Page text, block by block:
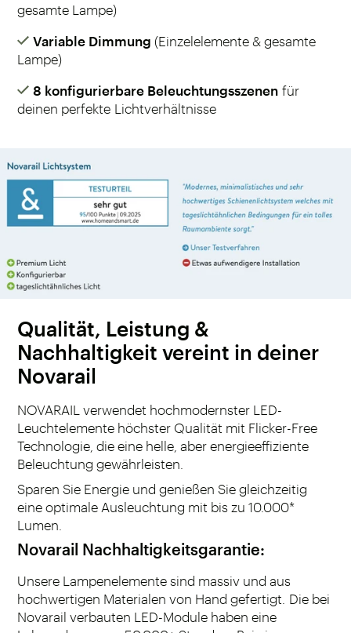
gesamte Lampe)
Variable Dimmung (Einzelelemente & gesamte
Lampe)
8 konfigurierbare Beleuchtungsszenen für
deinen perfekte Lichtverhältnisse
Qualität, Leistung &
Nachhaltigkeit vereint in deiner
Novarail
NOVARAIL verwendet hochmodernster LED-
Leuchtelemente höchster Qualität mit Flicker-Free
Technologie, die eine helle, aber energieeffiziente
Beleuchtung gewährleisten.
Sparen Sie Energie und genießen Sie gleichzeitig
eine optimale Ausleuchtung mit bis zu 10.000*
Lumen.
Novarail Nachhaltigkeitsgarantie:
Unsere Lampenelemente sind massiv und aus
hochwertigen Materialen von Hand gefertigt. Die bei
Novarail verbauten LED-Module haben eine